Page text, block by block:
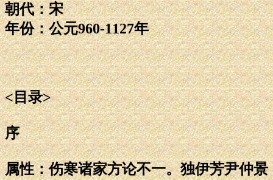
朝代：宋
年份：公元960-1127年
<目录>
序
属性：伤寒诸家方论不一。独伊芳尹仲景